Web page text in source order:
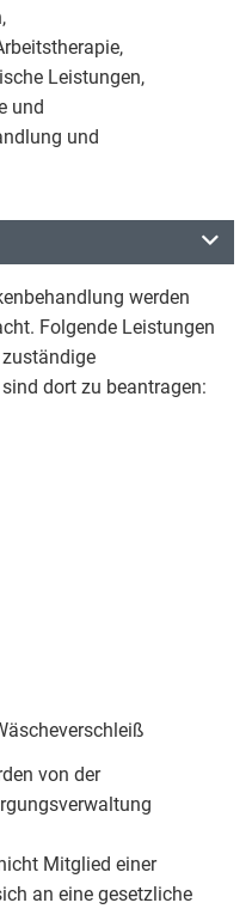
Leistungen,
und
und
werden
Folgende Leistungen
dort zu beantragen:
von der
Mitglied einer
an eine gesetzliche